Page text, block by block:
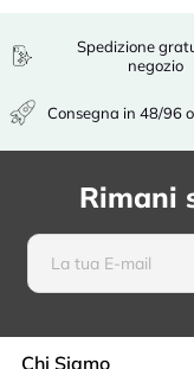
Spedizione
negozio
Consegna in 48/96
Rimani
Chi Siamo